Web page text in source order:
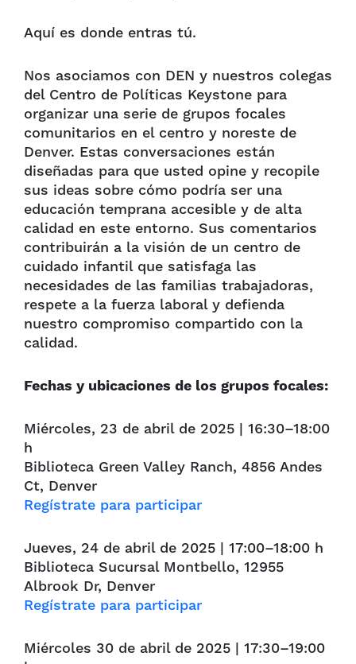
Aquí es donde entras tú.
Nos asociamos con DEN y nuestros colegas
del Centro de Políticas Keystone para
organizar una serie de grupos focales
comunitarios en el centro y noreste de
Denver. Estas conversaciones están
diseñadas para que usted opine y recopile
sus ideas sobre cómo podría ser una
educación temprana accesible y de alta
calidad en este entorno. Sus comentarios
contribuirán a la visión de un centro de
cuidado infantil que satisfaga las
necesidades de las familias trabajadoras,
respete a la fuerza laboral y defienda
nuestro compromiso compartido con la
calidad.
Fechas y ubicaciones de los grupos focales:
Miércoles, 23 de abril de 2025 | 16:30–18:00
h
Biblioteca Green Valley Ranch, 4856 Andes
Ct, Denver
Regístrate para participar
Jueves, 24 de abril de 2025 | 17:00–18:00 h
Biblioteca Sucursal Montbello, 12955
Albrook Dr, Denver
Regístrate para participar
Miércoles 30 de abril de 2025 | 17:30–19:00